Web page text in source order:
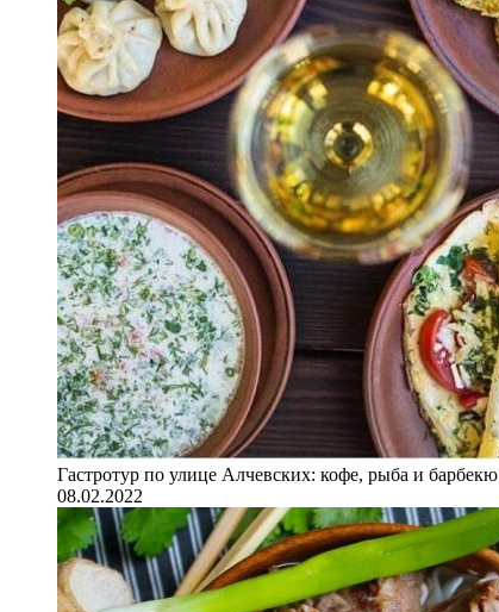
Гастротур по улице Алчевских: кофе, рыба и барбекю
08.02.2022